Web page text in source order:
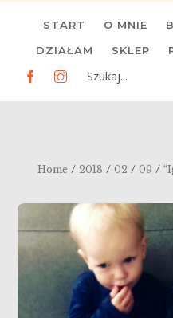
content
START O MNIE
DZIAŁAM SKLEP
Home / 2018 / 02 / 09 /